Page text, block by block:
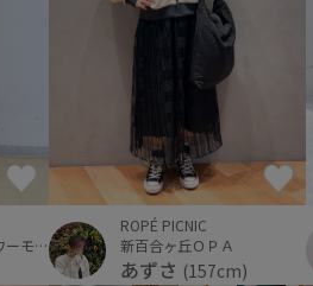
タカシマヤゲートタワーモール
ROPÉ PICNIC
新百合ヶ丘ＯＰＡ
あずさ (157cm)